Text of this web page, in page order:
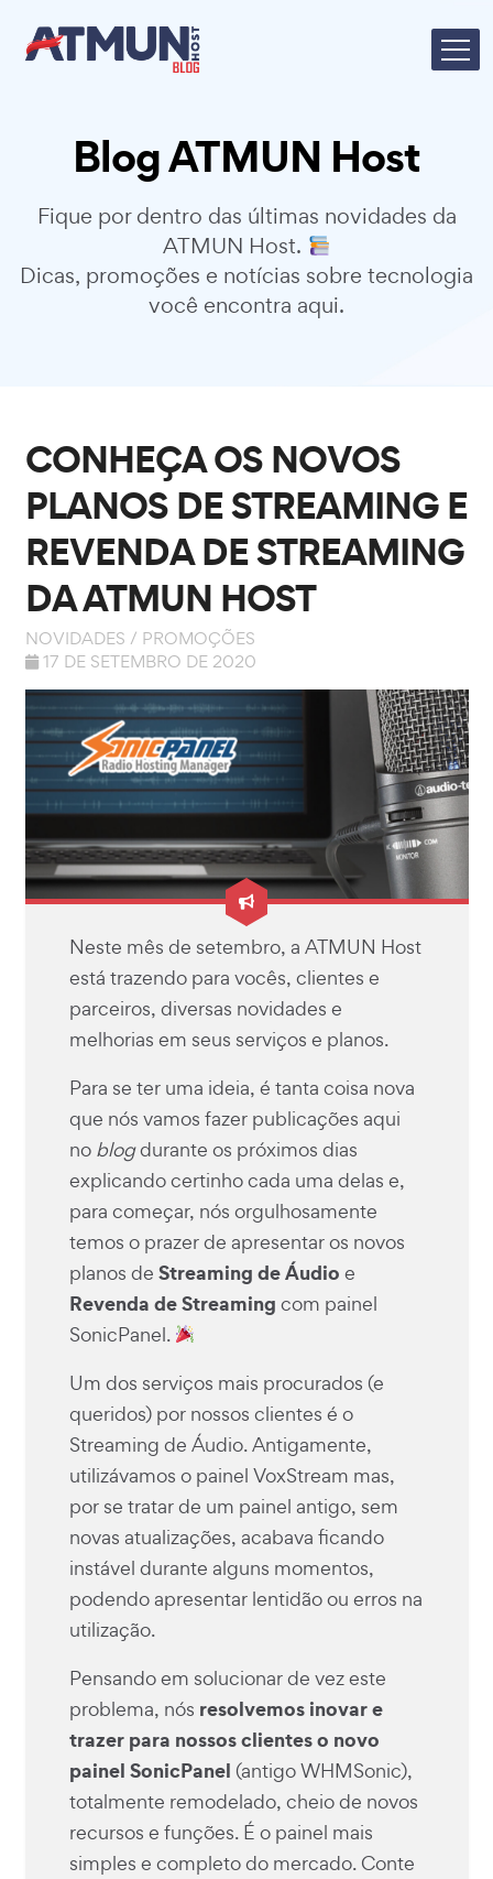
Blog ATMUN Host
Fique por dentro das últimas novidades da
ATMUN Host.
Dicas, promoções e notícias sobre tecnologia
você encontra aqui.
CONHEÇA OS NOVOS
PLANOS DE STREAMING E
REVENDA DE STREAMING
DA ATMUN HOST
NOVIDADES / PROMOÇÕES
17 DE SETEMBRO DE 2020
Neste mês de setembro, a ATMUN Host
está trazendo para vocês, clientes e
parceiros, diversas novidades e
melhorias em seus serviços e planos.
Para se ter uma ideia, é tanta coisa nova
que nós vamos fazer publicações aqui
no blogdurante os próximos dias
explicando certinho cada uma delas e,
para começar, nós orgulhosamente
temos o prazer de apresentar os novos
planos de Streaming de Áudio e
Revenda de Streaming com painel
SonicPanel.
Um dos serviços mais procurados (e
queridos) por nossos clientes é o
Streaming de Áudio. Antigamente,
utilizávamos o painel VoxStream mas,
por se tratar de um painel antigo, sem
novas atualizações, acabava ficando
instável durante alguns momentos,
podendo apresentar lentidão ou erros na
utilização.
Pensando em solucionar de vez este
problema, nós resolvemos inovar e
trazer para nossos clientes o novo
painel SonicPanel (antigo WHMSonic),
totalmente remodelado, cheio de novos
recursos e funções. É o painel mais
simples e completo do mercado. Conte